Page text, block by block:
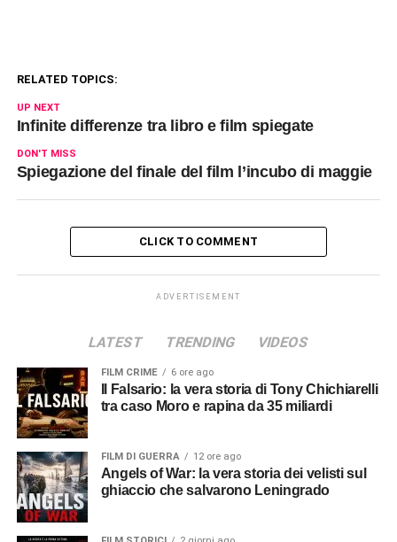
RELATED TOPICS:
UP NEXT
Infinite differenze tra libro e film spiegate
DON'T MISS
Spiegazione del finale del film l’incubo di maggie
CLICK TO COMMENT
ADVERTISEMENT
LATEST TRENDING VIDEOS
FILM CRIME 6 ore ago
tra caso Moro e rapina da 35 miliardi
FILM DI GUERRA 12 ore ago
Angels of War: la vera storia dei velisti sul
ghiaccio che salvarono Leningrado